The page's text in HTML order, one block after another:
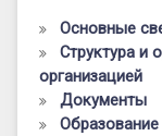
Основные
Структура и
организацией
Документы
Образование